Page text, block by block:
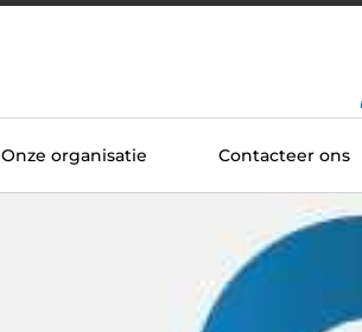
Onze organisatie Contacteer ons